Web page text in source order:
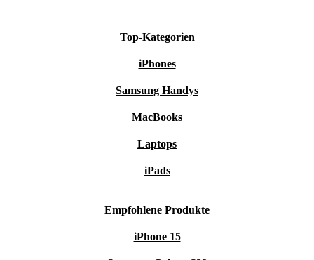
Top-Kategorien
iPhones
Samsung Handys
MacBooks
Laptops
iPads
Empfohlene Produkte
iPhone 15